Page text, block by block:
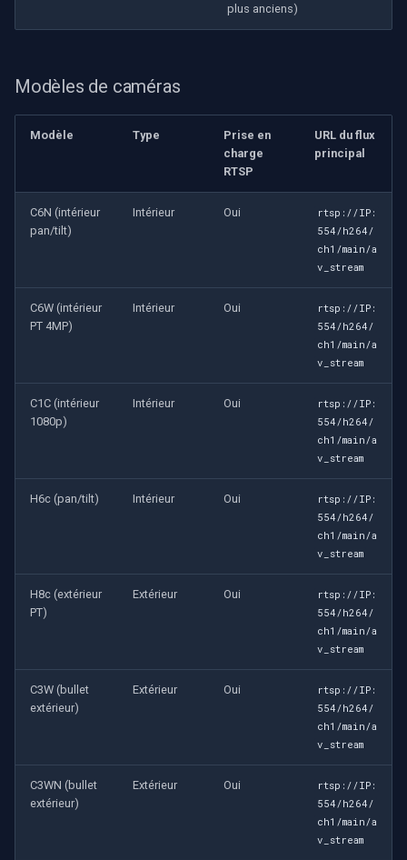
plus anciens)
Modèles de caméras
Modèle Type
Prise en
charge
RTSP
URL du flux
principal
C6N (intérieur
pan/tilt)
Intérieur Oui
rtsp://IP:
554/h264/
ch1/main/a
v_stream
C6W (intérieur
PT 4MP)
Intérieur Oui
rtsp://IP:
554/h264/
ch1/main/a
v_stream
C1C (intérieur
1080p)
Intérieur Oui
rtsp://IP:
554/h264/
ch1/main/a
v_stream
H6c (pan/tilt) Intérieur Oui
rtsp://IP:
554/h264/
ch1/main/a
v_stream
H8c (extérieur
PT)
Extérieur Oui
rtsp://IP:
554/h264/
ch1/main/a
v_stream
C3W (bullet
extérieur)
Extérieur Oui
rtsp://IP:
554/h264/
ch1/main/a
v_stream
C3WN (bullet
extérieur)
Extérieur Oui
rtsp://IP:
554/h264/
ch1/main/a
v_stream